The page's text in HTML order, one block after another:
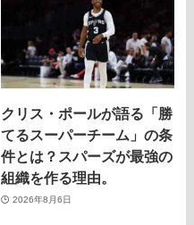
クリス・ポールが語る「勝
てるスーパーチーム」の条
件とは？スパーズが最強の
組織を作る理由。
2026年8月6日